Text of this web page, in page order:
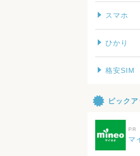
スマホ
ひかり
格安SIM
ピック
PR
マ